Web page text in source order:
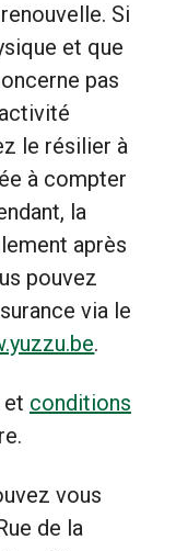
Si
et que
pas
le résilier à
à compter
la
après
pouvez
via le
.
et conditions
vous
de la